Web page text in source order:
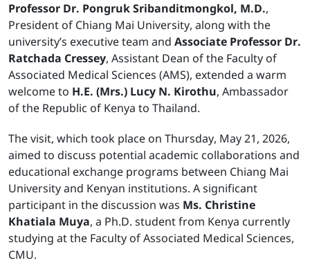
Professor Dr. Pongruk Sribanditmongkol, M.D.,
President of Chiang Mai University, along with the
university’s executive team and Associate Professor Dr.
Ratchada Cressey, Assistant Dean of the Faculty of
Associated Medical Sciences (AMS), extended a warm
welcome to H.E. (Mrs.) Lucy N. Kirothu, Ambassador
of the Republic of Kenya to Thailand.
The visit, which took place on Thursday, May 21, 2026,
aimed to discuss potential academic collaborations and
educational exchange programs between Chiang Mai
University and Kenyan institutions. A significant
participant in the discussion was Ms. Christine
Khatiala Muya, a Ph.D. student from Kenya currently
studying at the Faculty of Associated Medical Sciences,
CMU.